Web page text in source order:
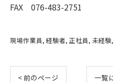
FAX 076-483-2751
現場作業員 経験者 正社員 未経験
< 前のページ 一覧